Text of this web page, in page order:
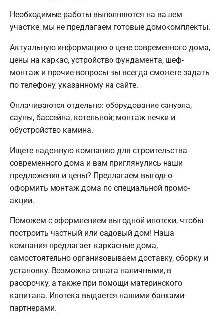
Необходимые работы выполняются на вашем
участке, мы не предлагаем готовые домокомплекты.
Актуальную информацию о цене современного дома,
цены на каркас, устройство фундамента, шеф-
монтаж и прочие вопросы вы всегда сможете задать
по телефону, указанному на сайте.
Оплачиваются отдельно: оборудование санузла,
сауны, бассейна, котельной; монтаж печки и
обустройство камина.
Ищете надежную компанию для строительства
современного дома и вам приглянулись наши
предложения и цены? Предлагаем выгодно
оформить монтаж дома по специальной промо-
акции.
Поможем с оформлением выгодной ипотеки, чтобы
построить частный или садовый дом! Наша
компания предлагает каркасные дома,
самостоятельно организовываем доставку, сборку и
установку. Возможна оплата наличными, в
рассрочку, а также при помощи материнского
капитала. Ипотека выдается нашими банками-
партнерами.